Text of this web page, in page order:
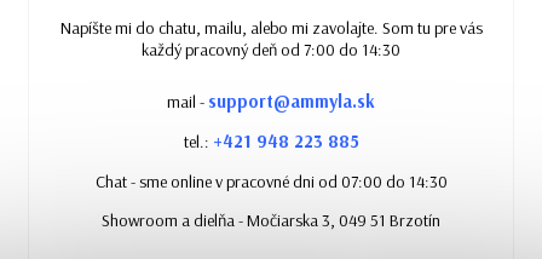
Napíšte mi do chatu, mailu, alebo mi zavolajte. Som tu pre vás
každý pracovný deň od 7:00 do 14:30
mail - support@ammyla.sk
tel.: +421 948 223 885
Chat - sme online v pracovné dni od 07:00 do 14:30
Showroom a dielňa - Močiarska 3, 049 51 Brzotín